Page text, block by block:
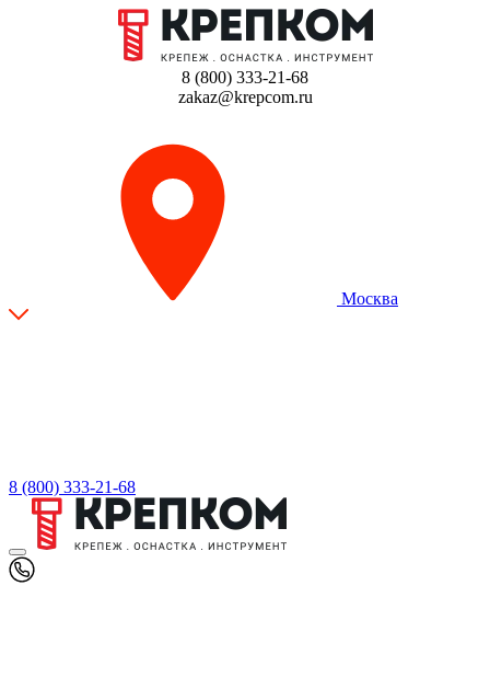
8 (800) 333-21-68
zakaz@krepcom.ru
Москва
8 (800) 333-21-68